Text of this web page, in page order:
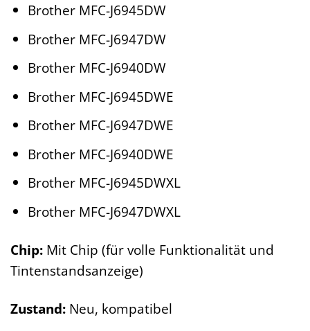
Brother MFC-J6945DW
Brother MFC-J6947DW
Brother MFC-J6940DW
Brother MFC-J6945DWE
Brother MFC-J6947DWE
Brother MFC-J6940DWE
Brother MFC-J6945DWXL
Brother MFC-J6947DWXL
Chip: Mit Chip (für volle Funktionalität und
Tintenstandsanzeige)
Zustand: Neu, kompatibel